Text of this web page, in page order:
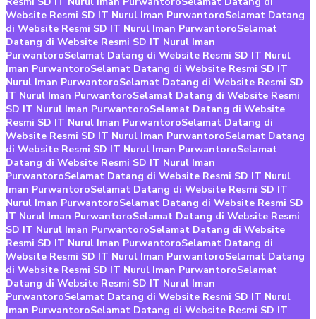
Website Resmi SD IT Nurul Iman PurwantoroSelamat Datang
di Website Resmi SD IT Nurul Iman PurwantoroSelamat
Datang di Website Resmi SD IT Nurul Iman
PurwantoroSelamat Datang di Website Resmi SD IT Nurul
Iman PurwantoroSelamat Datang di Website Resmi SD IT
Nurul Iman PurwantoroSelamat Datang di Website Resmi SD
IT Nurul Iman PurwantoroSelamat Datang di Website Resmi
SD IT Nurul Iman PurwantoroSelamat Datang di Website
Resmi SD IT Nurul Iman PurwantoroSelamat Datang di
Website Resmi SD IT Nurul Iman PurwantoroSelamat Datang
di Website Resmi SD IT Nurul Iman PurwantoroSelamat
Datang di Website Resmi SD IT Nurul Iman
PurwantoroSelamat Datang di Website Resmi SD IT Nurul
Iman PurwantoroSelamat Datang di Website Resmi SD IT
Nurul Iman PurwantoroSelamat Datang di Website Resmi SD
IT Nurul Iman PurwantoroSelamat Datang di Website Resmi
SD IT Nurul Iman PurwantoroSelamat Datang di Website
Resmi SD IT Nurul Iman PurwantoroSelamat Datang di
Website Resmi SD IT Nurul Iman PurwantoroSelamat Datang
di Website Resmi SD IT Nurul Iman PurwantoroSelamat
Datang di Website Resmi SD IT Nurul Iman
PurwantoroSelamat Datang di Website Resmi SD IT Nurul
Iman PurwantoroSelamat Datang di Website Resmi SD IT